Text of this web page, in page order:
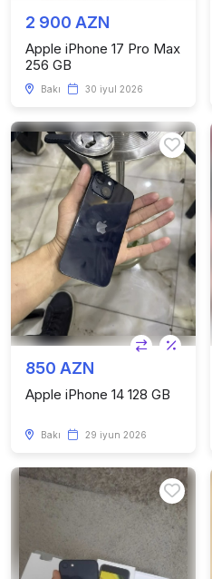
2 900 AZN
Apple iPhone 17 Pro Max
256 GB
Bakı 30 iyul 2026
850 AZN
Apple iPhone 14 128 GB
Bakı 29 iyun 2026